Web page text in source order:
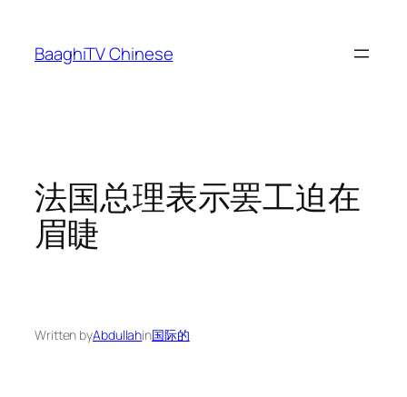
content
BaaghiTV Chinese
法国总理表示罢工迫在
眉睫
Written byAbdullahin国际的